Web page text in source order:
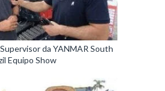
da YANMAR South
Equipo Show